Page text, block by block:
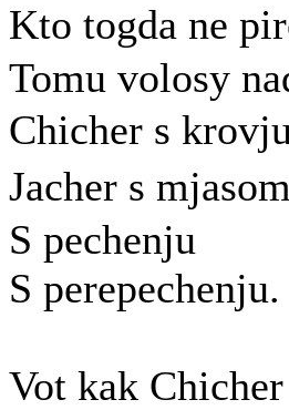
Kto togda ne
Tomu volosy
Chicher s krovju
Jacher s mjasom
S pechenju
S perepechenju.
Vot kak Chicher